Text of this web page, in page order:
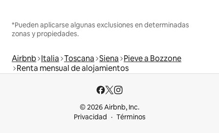
*Pueden aplicarse algunas exclusiones en determinadas
zonas y propiedades.
Airbnb Italia Toscana Siena Pieve a Bozzone
Renta mensual de alojamientos
© 2026 Airbnb, Inc.
Privacidad
Términos